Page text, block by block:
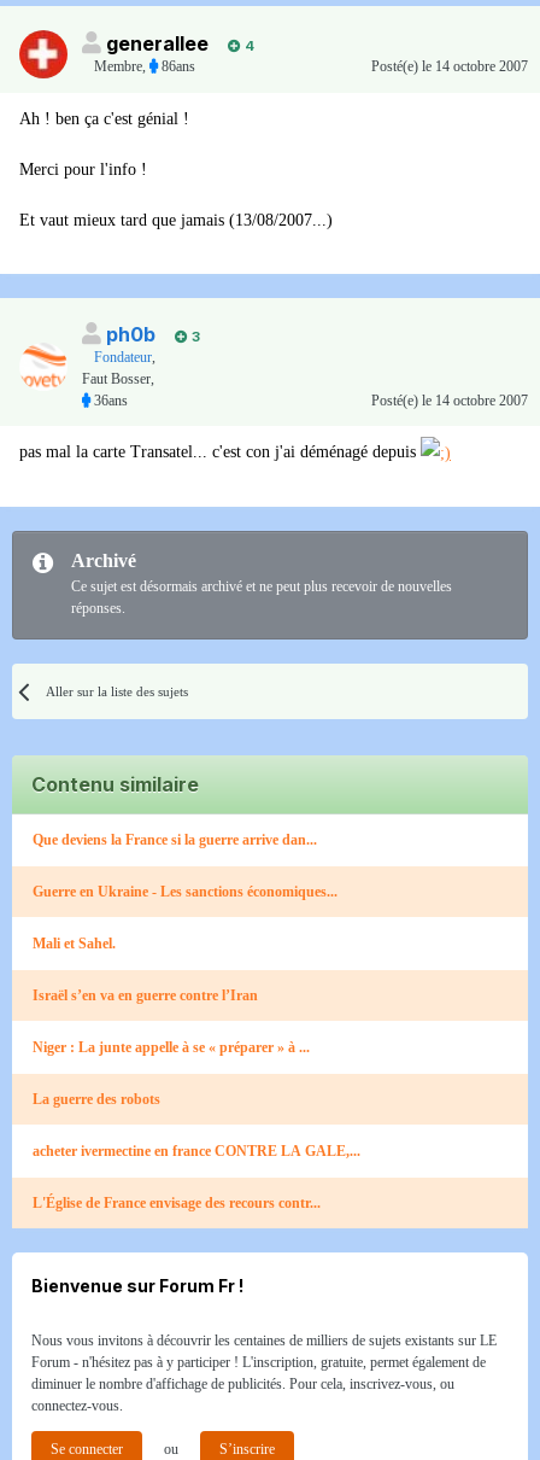
generallee
4
Membre, 86ans Posté(e) le 14 octobre 2007
Ah ! ben ça c'est génial !
Merci pour l'info !
Et vaut mieux tard que jamais (13/08/2007...)
ph0b
3
Fondateur,
Faut Bosser,
36ans
Posté(e) le 14 octobre 2007
pas mal la carte Transatel... c'est con j'ai déménagé depuis
Archivé
Ce sujet est désormais archivé et ne peut plus recevoir de nouvelles
réponses.
Aller sur la liste des sujets
Contenu similaire
Que deviens la France si la guerre arrive dan...
Guerre en Ukraine - Les sanctions économiques...
Mali et Sahel.
Israël s’en va en guerre contre l’Iran
Niger : La junte appelle à se « préparer » à ...
La guerre des robots
acheter ivermectine en france CONTRE LA GALE,...
L'Église de France envisage des recours contr...
Bienvenue sur Forum Fr !
Nous vous invitons à découvrir les centaines de milliers de sujets existants sur LE
Forum - n'hésitez pas à y participer ! L'inscription, gratuite, permet également de
diminuer le nombre d'affichage de publicités. Pour cela, inscrivez-vous, ou
connectez-vous.
Se connecter ou S’inscrire